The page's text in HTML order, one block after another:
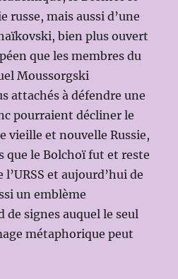
mais aussi d’une
bien plus ouvert
que les membres du
Moussorgski
attachés à défendre une
pourraient décliner le
vieille et nouvelle Russie,
que le Bolchoï fut et reste
et aujourd’hui de
un emblème
signes auquel le seul
métaphorique peut